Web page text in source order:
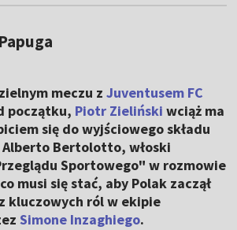
meczu zJuventusem FC
początku, Piotr Zieliński wciąż ma
się do wyjściowego składu
Alberto Bertolotto, włoski
Sportowego" w rozmowie
musi się stać, aby Polak zaczął
kluczowych ról w ekipie
Simone Inzaghiego.